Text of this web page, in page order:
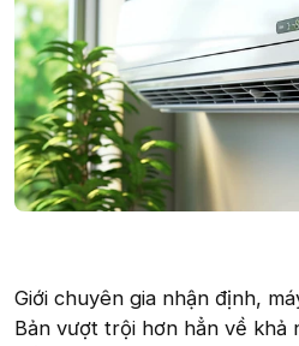
Giới chuyên gia nhận định,
Bản vượt trội hơn hẳn về khả